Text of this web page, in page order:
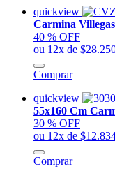
quickview
Carmina Villegas
40 % OFF
ou 12x de
Comprar
quickview
55x160 Cm
30 % OFF
ou 12x de
Comprar